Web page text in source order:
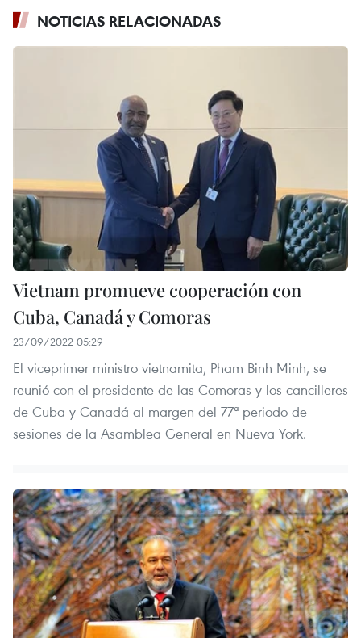
NOTICIAS RELACIONADAS
Vietnam promueve cooperación con
Cuba, Canadá y Comoras
23/09/2022 05:29
El viceprimer ministro vietnamita, Pham Binh Minh, se
reunió con el presidente de las Comoras y los cancilleres
de Cuba y Canadá al margen del 77ª periodo de
sesiones de la Asamblea General en Nueva York.